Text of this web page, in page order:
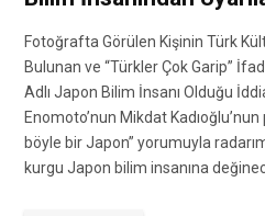
Fotoğrafta Görülen Kişinin Türk
Bulunan ve “Türkler Çok Garip”
Adlı Japon Bilim İnsanı Olduğu
Enomoto’nun Mikdat Kadıoğlu’nun
böyle bir Japon” yorumuyla
kurgu Japon bilim insanına